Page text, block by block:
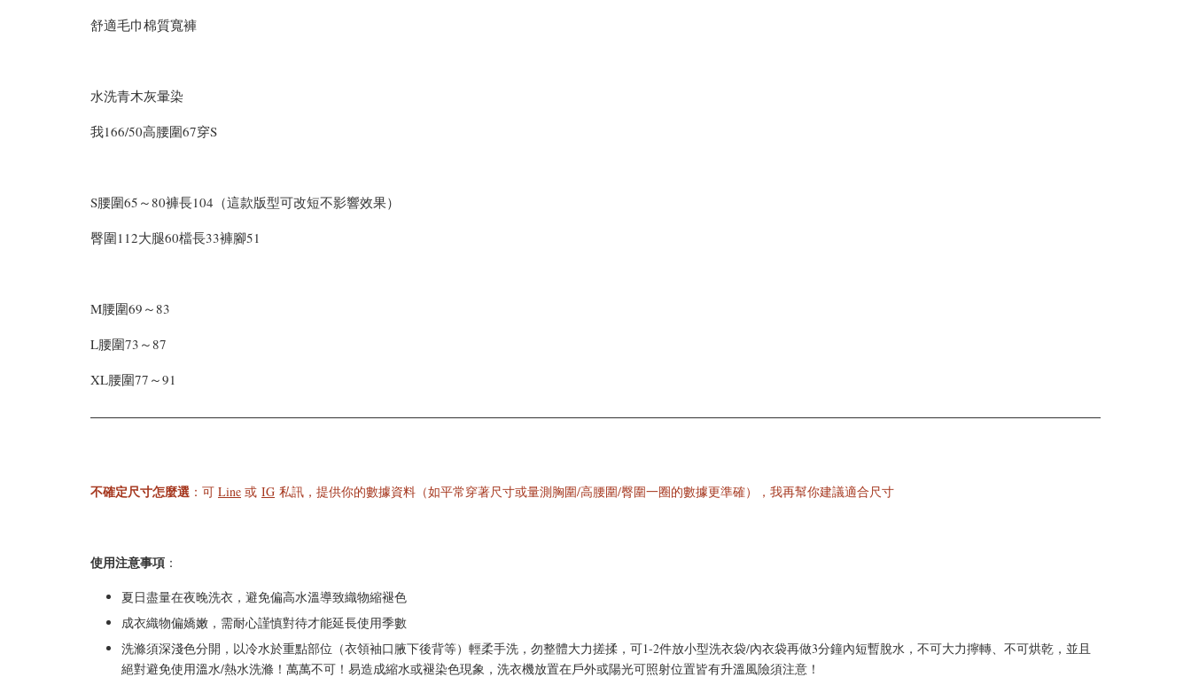
舒適毛巾棉質寬褲
水洗青木灰暈染
我166/50高腰圍67穿S
S腰圍65～80褲長104（這款版型可改短不影響效果）
臀圍112大腿60檔長33褲腳51
M腰圍69～83
L腰圍73～87
XL腰圍77～91
不確定尺寸怎麼選 ：可 Line 或 IG 私訊，提供你的數據資料（如平常穿著尺寸或量測胸圍/高腰圍/臀圍一圈的數據更準確），我再幫你建議適合尺寸
使用注意事項 ：
夏日盡量在夜晚洗衣，避免偏高水溫導致織物縮褪色
成衣織物偏嬌嫩，需耐心謹慎對待才能延長使用季數
洗滌須深淺色分開，以冷水於重點部位（衣領袖口腋下後背等）輕柔手洗，勿整體大力搓揉，可1-2件放小型洗衣袋/內衣袋再做3分鐘內短暫脫水，不可大力擰轉、不可烘乾，並且
絕對避免使用溫水/熱水洗滌！萬萬不可！易造成縮水或褪染色現象，洗衣機放置在戶外或陽光可照射位置皆有升溫風險須注意！